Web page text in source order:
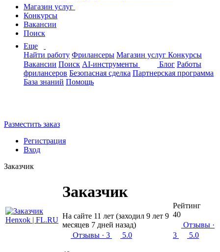
Магазин услуг
Конкурсы
Вакансии
Поиск
Еще
Найти работу Фрилансеры Магазин услуг Конкурсы
Вакансии Поиск AI-инструменты Блог Работы
фрилансеров Безопасная сделка Партнерская программа
База знаний Помощь
Разместить заказ
Регистрация
Вход
Заказчик
Заказчик
На сайте 11 лет (заходил 9 лет 9
месяцев 7 дней назад)
Отзывы · 3 5.0
Рейтинг
40
Отзывы ·
3
5.0